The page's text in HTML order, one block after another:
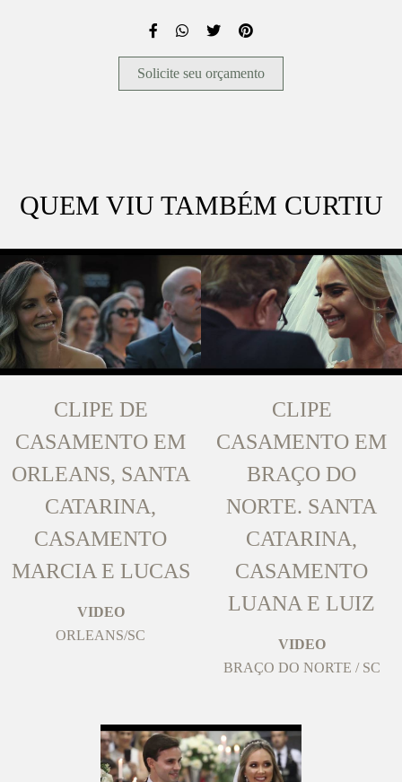
Solicite seu orçamento
QUEM VIU TAMBÉM CURTIU
CLIPE DE
CASAMENTO EM
ORLEANS, SANTA
CATARINA,
CASAMENTO
MARCIA E LUCAS
VIDEO
ORLEANS/SC
CLIPE
CASAMENTO EM
BRAÇO DO
NORTE. SANTA
CATARINA,
CASAMENTO
LUANA E LUIZ
VIDEO
BRAÇO DO NORTE / SC